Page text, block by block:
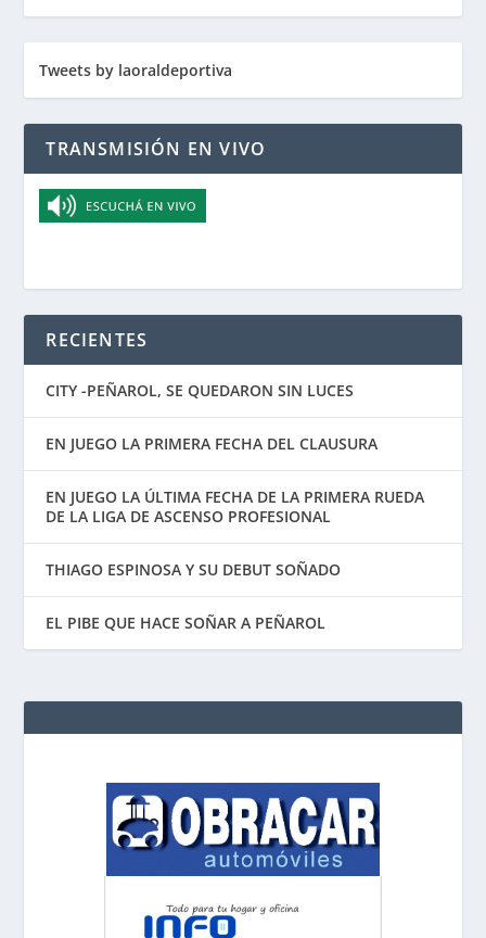
Tweets by laoraldeportiva
TRANSMISIÓN EN VIVO
RECIENTES
CITY -PEÑAROL, SE QUEDARON SIN LUCES
EN JUEGO LA PRIMERA FECHA DEL CLAUSURA
EN JUEGO LA ÚLTIMA FECHA DE LA PRIMERA RUEDA
DE LA LIGA DE ASCENSO PROFESIONAL
THIAGO ESPINOSA Y SU DEBUT SOÑADO
EL PIBE QUE HACE SOÑAR A PEÑAROL